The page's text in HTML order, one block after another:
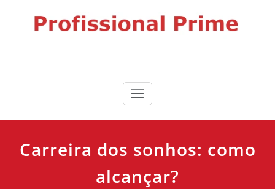
Profissional Prime
impulsionar sua carreira.
Carreira dos sonhos: como
alcançar?